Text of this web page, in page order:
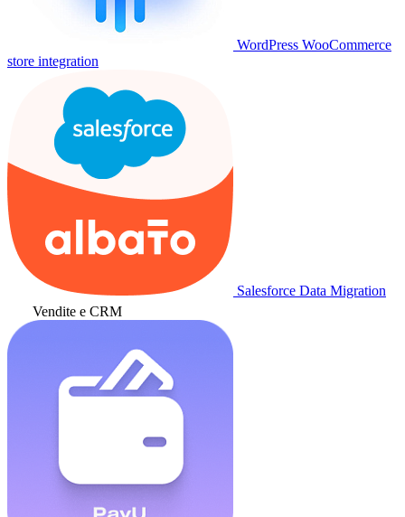
WordPress WooCommerce
store integration
Salesforce Data Migration
Vendite e CRM